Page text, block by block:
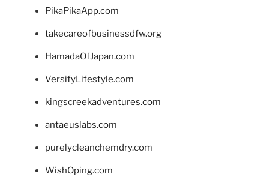
PikaPikaApp.com
takecareofbusinessdfw.org
HamadaOfJapan.com
VersifyLifestyle.com
kingscreekadventures.com
antaeuslabs.com
purelycleanchemdry.com
WishOping.com